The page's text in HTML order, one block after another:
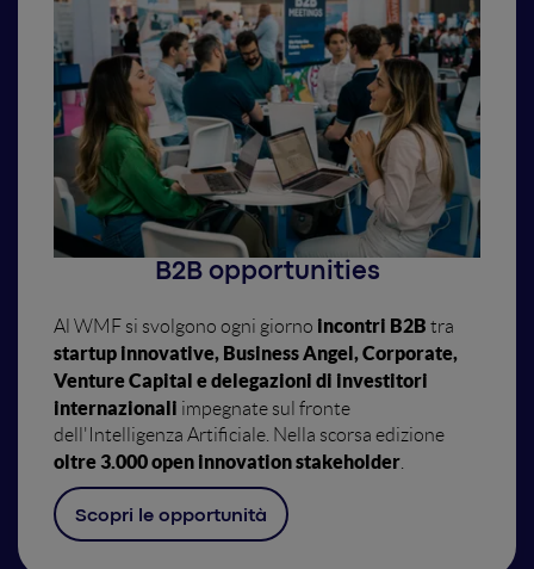
B2B opportunities
Al WMF si svolgono ogni giorno incontri B2B tra
startup innovative, Business Angel, Corporate,
Venture Capital e delegazioni di investitori
internazionali impegnate sul fronte
dell'Intelligenza Artificiale. Nella scorsa edizione
oltre 3.000 open innovation stakeholder.
Scopri le opportunità